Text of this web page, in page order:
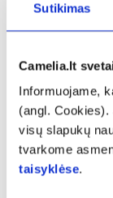
Sutikimas
Camelia.lt
Informuojame,
(angl.
visų slapukų
tvarkome
taisyklėse.
Panašios